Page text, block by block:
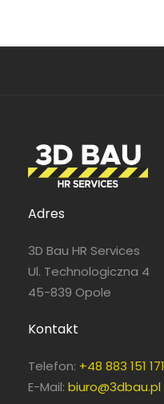
Adres
3D Bau HR Services
Ul. Technologiczna 4
45-839 Opole
Kontakt
Telefon: +48 883 151 171
E-Mail: biuro@3dbau.pl